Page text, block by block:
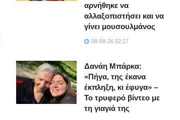
αρνήθηκε να
αλλαξοπιστήσει και να
γίνει μουσουλμάνος
08-08-26 02:17
Δανάη Μπάρκα:
«Πήγα, της έκανα
έκπληξη, κι έφυγα» –
Το τρυφερό βίντεο με
τη γιαγιά της